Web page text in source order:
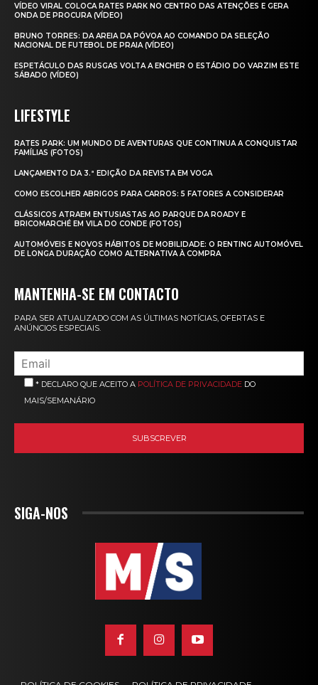
VÍDEO VIRAL COLOCA RATES PARK NO CENTRO DAS ATENÇÕES E GERA
ONDA DE PROCURA (VÍDEO)
BRUNO TORRES: DA AREIA DA PÓVOA AO COMANDO DA SELEÇÃO
NACIONAL DE FUTEBOL DE PRAIA (VÍDEO)
ESPETÁCULO DAS RUSGAS VOLTA A ENCHER O ESTÁDIO DO VARZIM ESTE
SÁBADO (VÍDEO)
LIFESTYLE
RATES PARK: UM MUNDO DE AVENTURAS QUE CONTINUA A CONQUISTAR
FAMÍLIAS (FOTOS)
LANÇAMENTO DA 3.ª EDIÇÃO DA REVISTA EM VOGA
COMO ESCOLHER ABRIGOS PARA CARROS: 5 FATORES A CONSIDERAR
CLÁSSICOS ATRAEM ENTUSIASTAS AO PARQUE DA ROADY E
BRICOMARCHÉ EM VILA DO CONDE (FOTOS)
AUTOMÓVEIS E NOVOS HÁBITOS DE MOBILIDADE: O RENTING AUTOMÓVEL
DE LONGA DURAÇÃO COMO ALTERNATIVA À COMPRA
MANTENHA-SE EM CONTACTO
PARA SER ATUALIZADO COM AS ÚLTIMAS NOTÍCIAS, OFERTAS E
ANÚNCIOS ESPECIAIS.
* DECLARO QUE ACEITO A POLÍTICA DE PRIVACIDADE DO
MAIS/SEMANÁRIO
SIGA-NOS